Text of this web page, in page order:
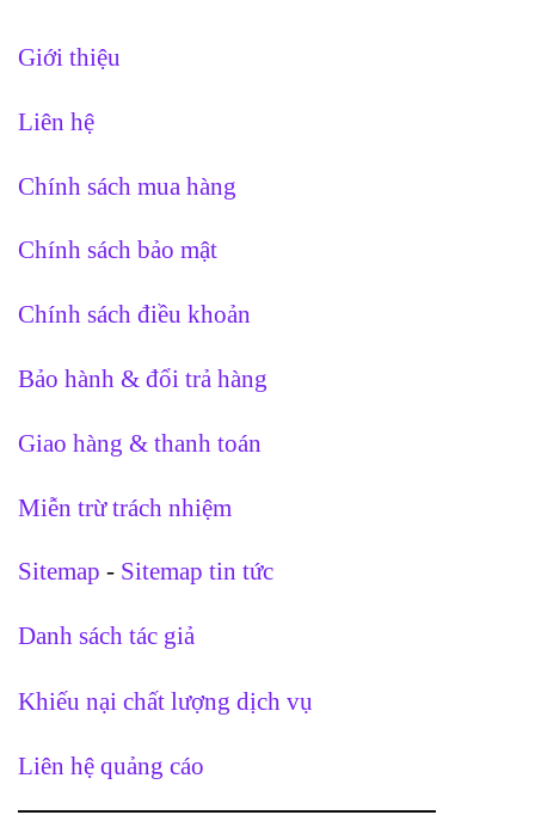
Giới thiệu
Liên hệ
Chính sách mua hàng
Chính sách bảo mật
Chính sách điều khoản
Bảo hành & đổi trả hàng
Giao hàng & thanh toán
Miễn trừ trách nhiệm
Sitemap - Sitemap tin tức
Danh sách tác giả
Khiếu nại chất lượng dịch vụ
Liên hệ quảng cáo